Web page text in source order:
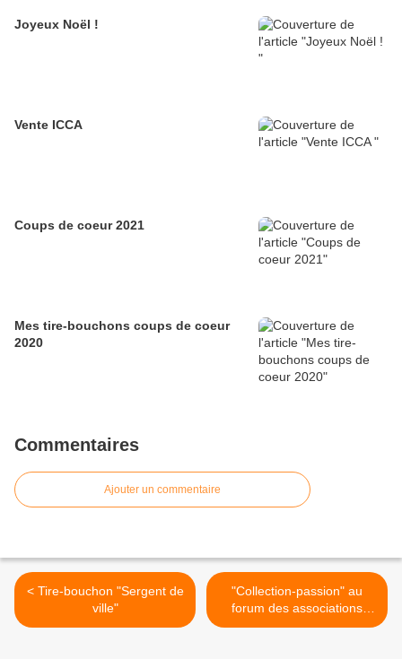
Joyeux Noël !
Vente ICCA
Coups de coeur 2021
Mes tire-bouchons coups de coeur
2020
Commentaires
Ajouter un commentaire
< Tire-bouchon "Sergent de
ville"
"Collection-passion" au
forum des associations
d'Etampes >